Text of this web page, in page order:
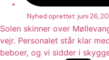
Nyhed oprettet: juni 26,
Solen skinner over
vejr. Personalet står klar
beboer, og vi sidder i